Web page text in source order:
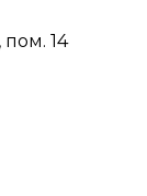
пом. 14